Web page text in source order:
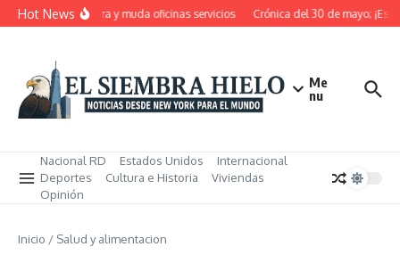
Saltar al contenido
Hot News
RD pensiona, cierra y muda oficinas servicios Crónica del 30 de mayo;
Me
nu
Nacional RD Estados Unidos
Internacional
Deportes
Cultura e Historia
Viviendas
Opinión
Inicio / Salud y alimentacion